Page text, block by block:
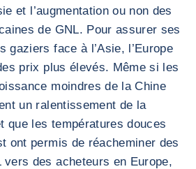
et l’augmentation ou non des
de GNL. Pour assurer ses
gaziers face à l’Asie, l’Europe
prix plus élevés. Même si les
moindres de la Chine
un ralentissement de la
que les températures douces
ont permis de réacheminer des
vers des acheteurs en Europe,